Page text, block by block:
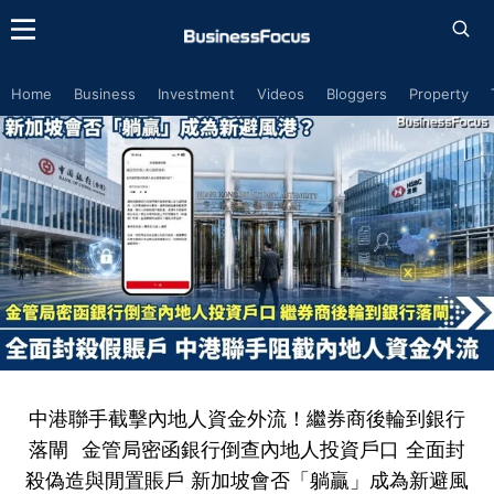
Home Business Investment Videos Bloggers Property
中港聯手截擊內地人資金外流！繼券商後輪到銀行
落閘 金管局密函銀行倒查內地人投資戶口 全面封
殺偽造與閒置賬戶 新加坡會否「躺贏」成為新避風